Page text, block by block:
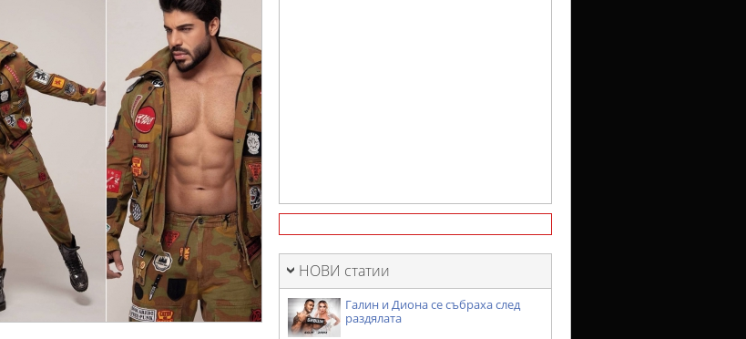
НОВИ статии
Галин и Диона се събраха след
раздялата